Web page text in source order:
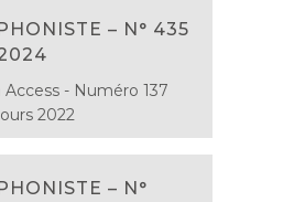
– N° 435
Access - Numéro 137
2022
– N°